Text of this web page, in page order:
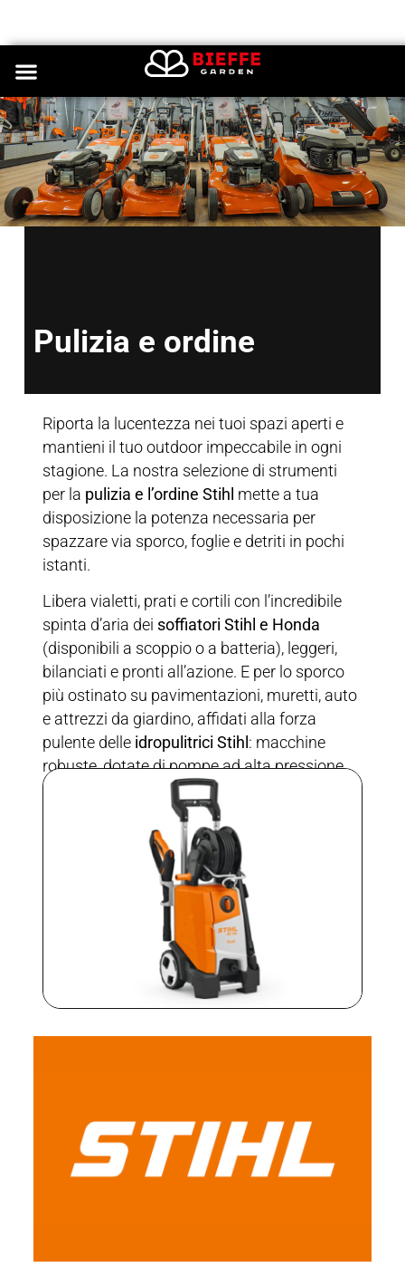
Pulizia e ordine
Riporta la lucentezza nei tuoi spazi aperti e
mantieni il tuo outdoor impeccabile in ogni
stagione. La nostra selezione di strumenti
per la pulizia e l’ordine Stihl mette a tua
disposizione la potenza necessaria per
spazzare via sporco, foglie e detriti in pochi
istanti.
Libera vialetti, prati e cortili con l’incredibile
spinta d’aria dei soffiatori Stihl e Honda
(disponibili a scoppio o a batteria), leggeri,
bilanciati e pronti all’azione. E per lo sporco
più ostinato su pavimentazioni, muretti, auto
e attrezzi da giardino, affidati alla forza
pulente delle idropulitrici Stihl : macchine
robuste, dotate di pompe ad alta pressione
resistenti e una ricca gamma di accessori per
lavaggi profondi e precisi. Scegli l’efficienza
Stihl per un pulito professionale a portata di